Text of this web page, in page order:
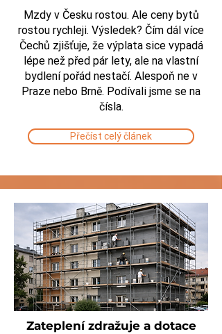
Mzdy v Česku rostou. Ale ceny bytů
rostou rychleji. Výsledek? Čím dál více
Čechů zjišťuje, že výplata sice vypadá
lépe než před pár lety, ale na vlastní
bydlení pořád nestačí. Alespoň ne v
Praze nebo Brně. Podívali jsme se na
čísla.
Přečíst celý článek
Zateplení zdražuje a dotace